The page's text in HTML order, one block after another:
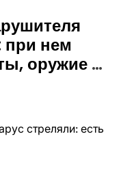
при нем
оружие и